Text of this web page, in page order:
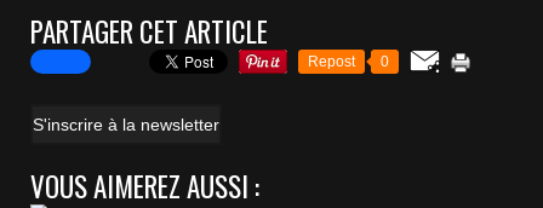
PARTAGER CET ARTICLE
Repost 0
S'inscrire à la newsletter
VOUS AIMEREZ AUSSI :